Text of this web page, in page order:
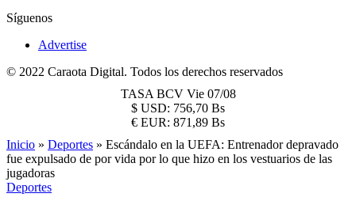
Síguenos
Advertise
© 2022 Caraota Digital. Todos los derechos reservados
TASA BCV Vie 07/08
$ USD: 756,70 Bs
€ EUR: 871,89 Bs
Inicio » Deportes » Escándalo en la UEFA: Entrenador depravado
fue expulsado de por vida por lo que hizo en los vestuarios de las
jugadoras
Deportes